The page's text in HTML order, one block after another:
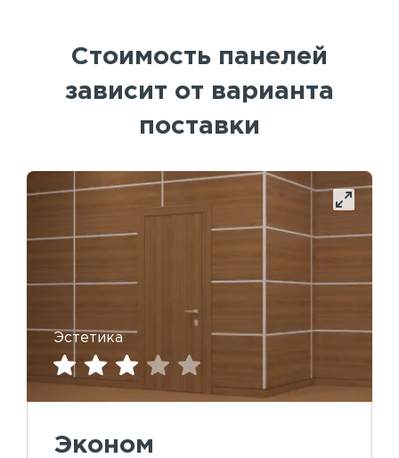
Стоимость панелей
зависит от варианта
поставки
Эстетика
Эконом